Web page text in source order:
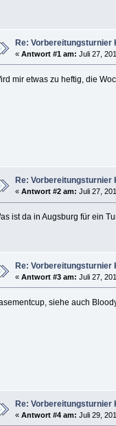
Re: Vorbereitungsturnier
« Antwort #1 am: Juli 27,
mir etwas zu heftig, die
Re:
« Antwort #2 am: Juli 27,
ist da in Augsburg für ein
Re:
« Antwort #3 am: Juli 27,
siehe auch
Re: Vorbereitungsturnier
« Antwort #4 am: Juli 29,